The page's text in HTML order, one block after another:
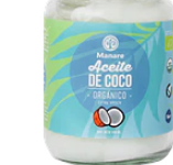
Aceite de
coco ...
$9.990